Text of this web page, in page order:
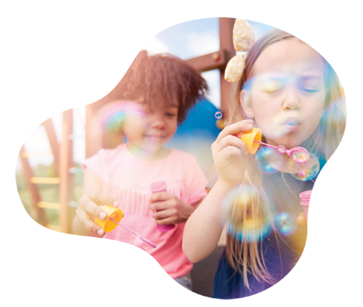
base em
como o site é
usado.
Experiência
Para que o
nosso site
funcione o
melhor
possível
durante a sua
visita. Se você
recusar esses
cookies,
algumas
funcionalidades
desaparecerão
do site.